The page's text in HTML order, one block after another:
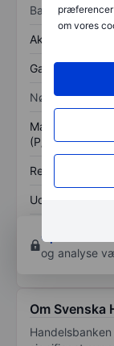
om vores
Balance
Aktiver i alt
Gæld
Nøgletal
Markedsværdi/
(P/S)
Resultat pr.
Udbytte pr. aktie
Opret konto
og analyse
Om Svenska